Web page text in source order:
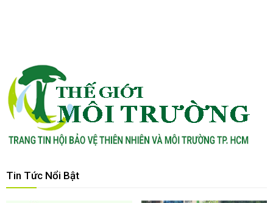
Tin Tức Nổi Bật